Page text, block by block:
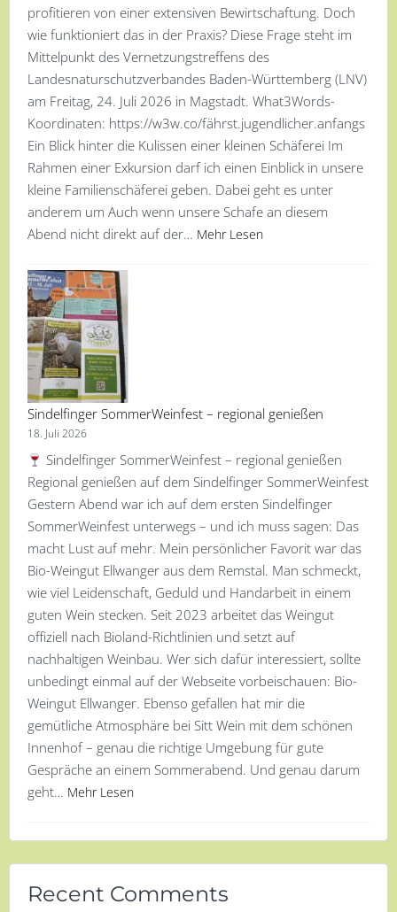
profitieren von einer extensiven Bewirtschaftung. Doch
wie funktioniert das in der Praxis? Diese Frage steht im
Mittelpunkt des Vernetzungstreffens des
Landesnaturschutzverbandes Baden-Württemberg (LNV)
am Freitag, 24. Juli 2026 in Magstadt. What3Words-
Koordinaten: https://w3w.co/fährst.jugendlicher.anfangs
Ein Blick hinter die Kulissen einer kleinen Schäferei Im
Rahmen einer Exkursion darf ich einen Einblick in unsere
kleine Familienschäferei geben. Dabei geht es unter
anderem um Auch wenn unsere Schafe an diesem
Abend nicht direkt auf der… Mehr Lesen
Sindelfinger SommerWeinfest – regional genießen
18. Juli 2026
Sindelfinger SommerWeinfest – regional genießen
Regional genießen auf dem Sindelfinger SommerWeinfest
Gestern Abend war ich auf dem ersten Sindelfinger
SommerWeinfest unterwegs – und ich muss sagen: Das
macht Lust auf mehr. Mein persönlicher Favorit war das
Bio-Weingut Ellwanger aus dem Remstal. Man schmeckt,
wie viel Leidenschaft, Geduld und Handarbeit in einem
guten Wein stecken. Seit 2023 arbeitet das Weingut
offiziell nach Bioland-Richtlinien und setzt auf
nachhaltigen Weinbau. Wer sich dafür interessiert, sollte
unbedingt einmal auf der Webseite vorbeischauen: Bio-
Weingut Ellwanger. Ebenso gefallen hat mir die
gemütliche Atmosphäre bei Sitt Wein mit dem schönen
Innenhof – genau die richtige Umgebung für gute
Gespräche an einem Sommerabend. Und genau darum
geht… Mehr Lesen
Recent Comments